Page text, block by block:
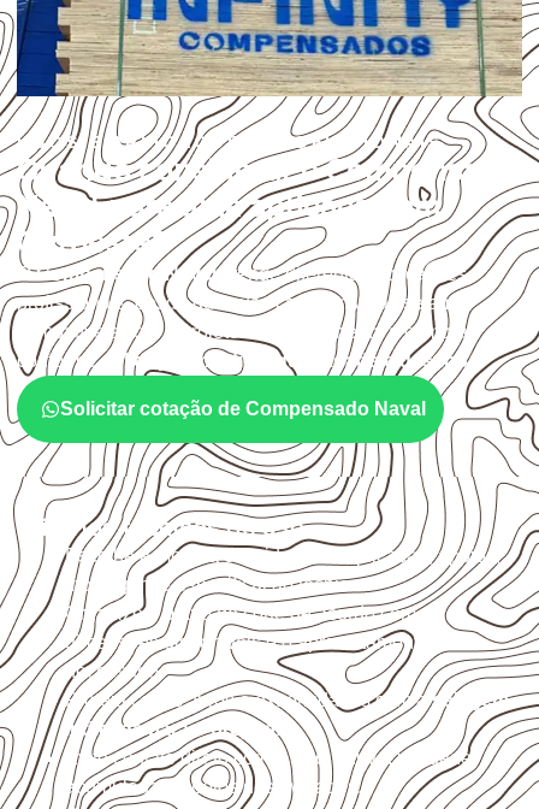
USOS E APLICAÇÕES PROFISSIONAIS
Quando considerar o Compensado
Naval para uma aplicação em
Ouroeste?
OCompensado Navalatende diferentes aplicações
profissionais, desde que suas características sejam
compatíveis com o projeto. A Infinity orienta a compra
conformeaplicação, medida, quantidade e destino.
Solicitar cotação de Compensado Naval
Critérios técnicos de uso
Escolha a medida considerando aplicação, apoios,
montagem e especificação técnica.
Organize o plano de corte de acordo com as
dimensões disponíveis e o aproveitamento
necessário.
Proteja cortes, furos e extremidades com aselagem
indicada para o projeto.
Evite contato direto com o solo, chuva, umidade
acumulada e apoios desnivelados.